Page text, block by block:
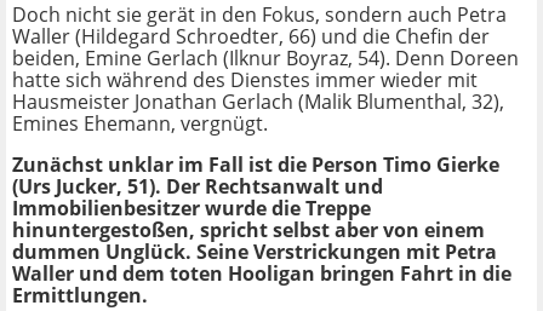
Doch nicht sie gerät in den Fokus, sondern auch Petra
Waller (Hildegard Schroedter, 66) und die Chefin der
beiden, Emine Gerlach (Ilknur Boyraz, 54). Denn Doreen
hatte sich während des Dienstes immer wieder mit
Hausmeister Jonathan Gerlach (Malik Blumenthal, 32),
Emines Ehemann, vergnügt.
Zunächst unklar im Fall ist die Person Timo Gierke
(Urs Jucker, 51). Der Rechtsanwalt und
Immobilienbesitzer wurde die Treppe
hinuntergestoßen, spricht selbst aber von einem
dummen Unglück. Seine Verstrickungen mit Petra
Waller und dem toten Hooligan bringen Fahrt in die
Ermittlungen.